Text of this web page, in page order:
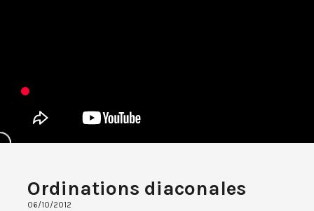
Ordinations diaconales
06/10/2012